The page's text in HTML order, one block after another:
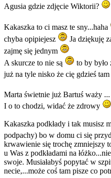
Agusia gdzie zdjęcie Wiktorii?
Kakaszka to ci masz te sny...haha
chyba opipiejesz
Ja dziękuję
zajmę się jednym
A skurcze to nie są
to by było
już na tyle nisko że cię gdzieś
Marta świetnie już Bartuś waży
I o to chodzi, widać że zdrowy
Kakaszka podkłady i tak musisz
podpachy) bo w domu ci się
krwawienie się trochę zmniejszy
u Was z podkładami na
swoje. Musiałabyś popytać w
necie,...może coś tam pisze co